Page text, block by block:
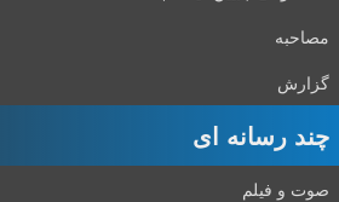
مصاحبه
گزارش
چند رسانه ای
صوت و فیلم